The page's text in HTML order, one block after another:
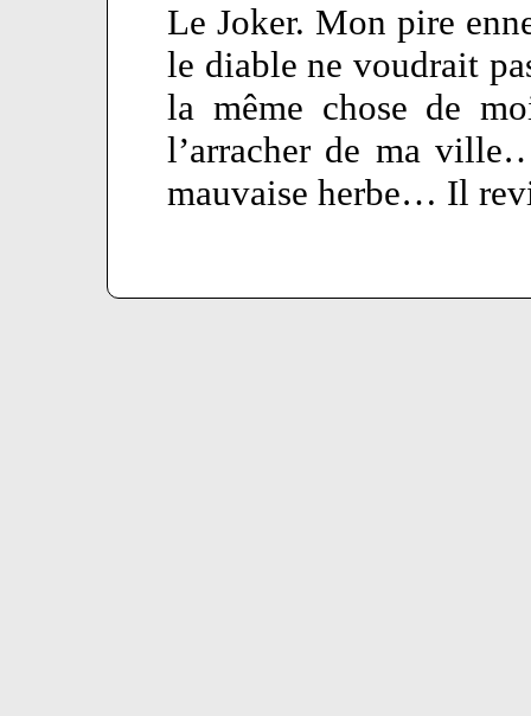
Le Joker. Mon pire
le diable ne voudrait
la même chose de
l’arracher de ma
mauvaise herbe… Il